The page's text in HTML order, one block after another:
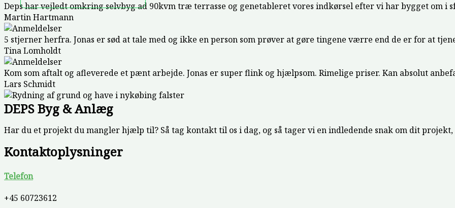
Deps har vejledt omkring selvbyg ad 90kvm træ terrasse og genetableret vores indkørsel efter vi har bygget om i
Martin Hartmann
5 stjerner herfra. Jonas er sød at tale med og ikke en person som prøver at gøre tingene værre end de er for at
Tina Lomholdt
Kom som aftalt og afleverede et pænt arbejde. Jonas er super flink og hjælpsom. Rimelige priser. Kan absolut
Lars Schmidt
DEPS Byg & Anlæg
Har du et projekt du mangler hjælp til? Så tag kontakt til os i dag, og så tager vi en indledende snak om dit
Kontaktoplysninger
Telefon
+45 60723612